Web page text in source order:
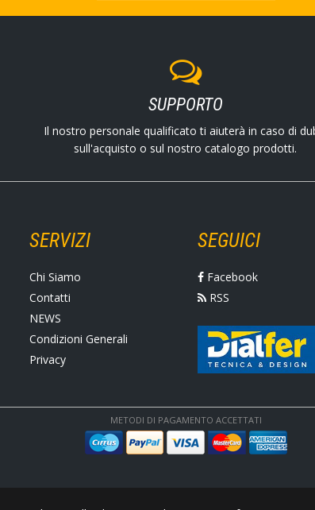
SUPPORTO
Il nostro personale qualificato ti aiuterà in caso di
sull'acquisto o sul nostro catalogo prodotti.
SERVIZI
Chi Siamo
Contatti
NEWS
Condizioni Generali
Privacy
SEGUICI
Facebook
RSS
METODI DI PAGAMENTO ACCETTATI